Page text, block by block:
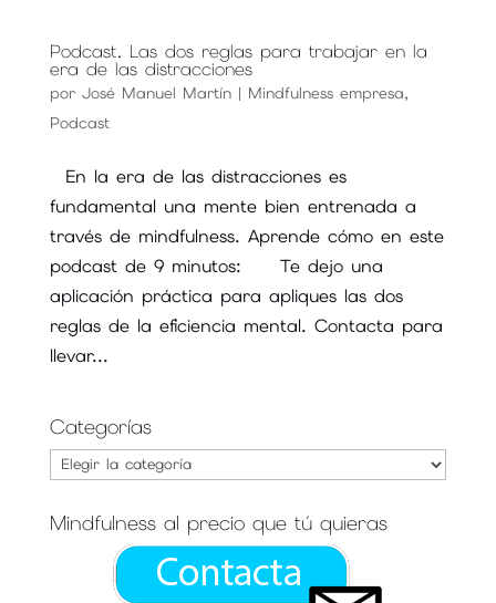
Podcast. Las dos reglas para trabajar en la
era de las distracciones
por José Manuel Martín| Mindfulness empresa,
Podcast
En la era de las distracciones es
fundamental una mente bien entrenada a
través de mindfulness. Aprende cómo en este
podcast de 9 minutos: Te dejo una
aplicación práctica para apliques las dos
reglas de la eficiencia mental. Contacta para
llevar...
Categorías
Categorías
Mindfulness al precio que tú quieras